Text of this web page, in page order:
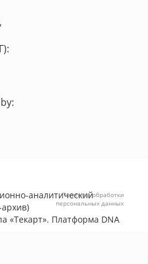
аналитический
архив)
«Текарт». Платформа DNA
Политика обработки
персональных данных